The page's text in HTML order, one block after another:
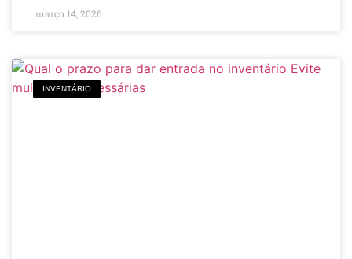
março 14, 2026
INVENTÁRIO